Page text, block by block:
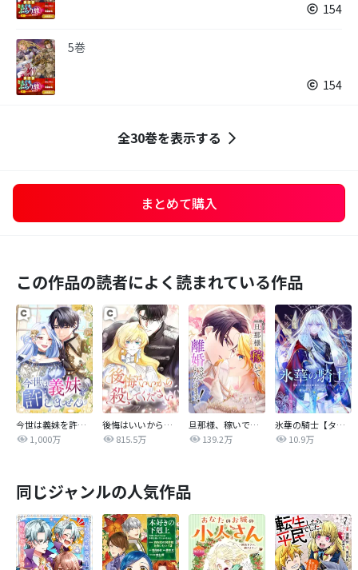
154
5巻
154
全30巻を表示する
まとめて購入
この作品の読者によく読まれている作品
今世は義妹を許しません
1,000万
後悔はいいから殺してください
815.5万
旦那様、稼いで離婚させていただきます！
139.2万
氷華の騎士【タテヨミ】
10.9万
同じジャンルの人気作品